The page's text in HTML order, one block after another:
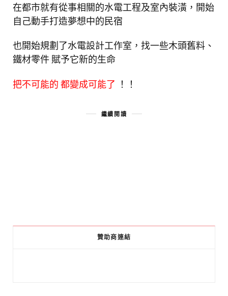
在都市就有從事相關的水電工程及室內裝潢，開始
自己動手打造夢想中的民宿
也開始規劃了水電設計工作室，找一些木頭舊料、
鐵材零件 賦予它新的生命
把不可能的 都變成可能了 ！！
繼續閱讀
贊助商連結